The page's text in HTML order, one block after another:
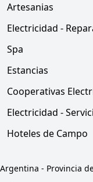
Artesanias
Electricidad -
Spa
Estancias
Cooperativas
Electricidad -
Hoteles de Campo
Argentina - Provincia